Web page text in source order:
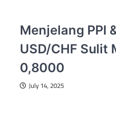
Menjelang PPI
USD/CHF Sulit
0,8000
July 14, 2025